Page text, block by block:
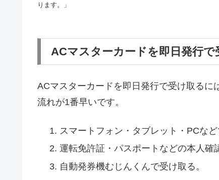
ります。」
ACマスターカードを即日発行で
ACマスターカードを即日発行で受け取るに
流れが1番早いです。
スマートフォン・タブレット・PCな
運転免許証・パスポートなどの本人確
自動発券機むじんくんで受け取る。